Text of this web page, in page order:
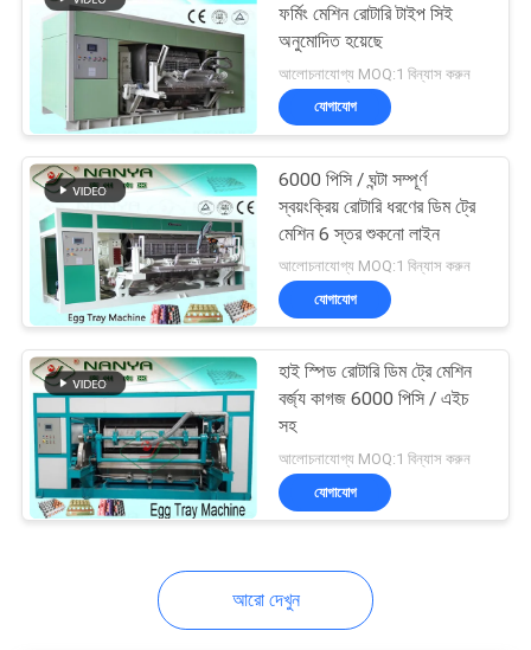
পলাপ প্যাকেজিং মেশিন
কাগজ প্লেট মেকিং মেশিন
উচ্চ-শ্রেণীর শিল্প প্যাকেজিং
ফর্মিং মেশিন রোটারি টাইপ সিই
অনুমোদিত হয়েছে
আলোচনাযোগ্য MOQ:1 বিন্যাস করুন
যোগাযোগ
6000 পিসি / ঘন্টা সম্পূর্ণ
স্বয়ংক্রিয় রোটারি ধরণের ডিম ট্রে
মেশিন 6 স্তর শুকনো লাইন
আলোচনাযোগ্য MOQ:1 বিন্যাস করুন
যোগাযোগ
হাই স্পিড রোটারি ডিম ট্রে মেশিন
বর্জ্য কাগজ 6000 পিসি / এইচ
সহ
আলোচনাযোগ্য MOQ:1 বিন্যাস করুন
যোগাযোগ
আরো দেখুন